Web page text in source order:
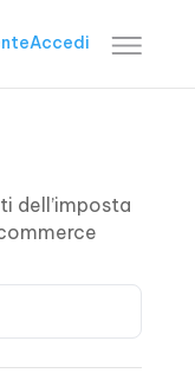
Accedi
dell’imposta